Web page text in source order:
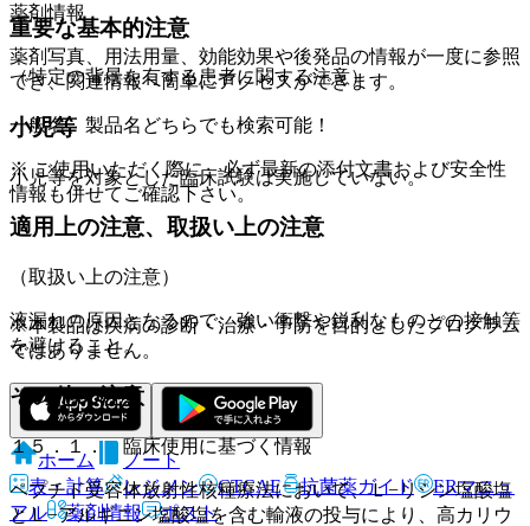
重要な基本的注意
（特定の背景を有する患者に関する注意）
小児等
小児等を対象とした臨床試験は実施していない。
適用上の注意、取扱い上の注意
（取扱い上の注意）
液漏れの原因となるので、強い衝撃や鋭利なものとの接触等
を避けること。
その他の注意
１５．１． 臨床使用に基づく情報
ペプチド受容体放射性核種療法において、Ｌ−リシン塩酸塩
とＬ−アルギニン塩酸塩を含む輸液の投与により、高カリウ
薬剤情報
薬剤写真、用法用量、効能効果や後発品の情報が一度に参照
でき、関連情報へ簡単にアクセスができます。
一般名、製品名どちらでも検索可能！
※ ご使用いただく際に、必ず最新の添付文書および安全性
情報も併せてご確認下さい。
※本製品は疾病の診断・治療・予防を目的としたプログラム
ではありません。
ホーム
ノート
表・計算
レジメン CTCAE 抗菌薬ガイド
ERマニュ
アル
薬剤情報 ポスト